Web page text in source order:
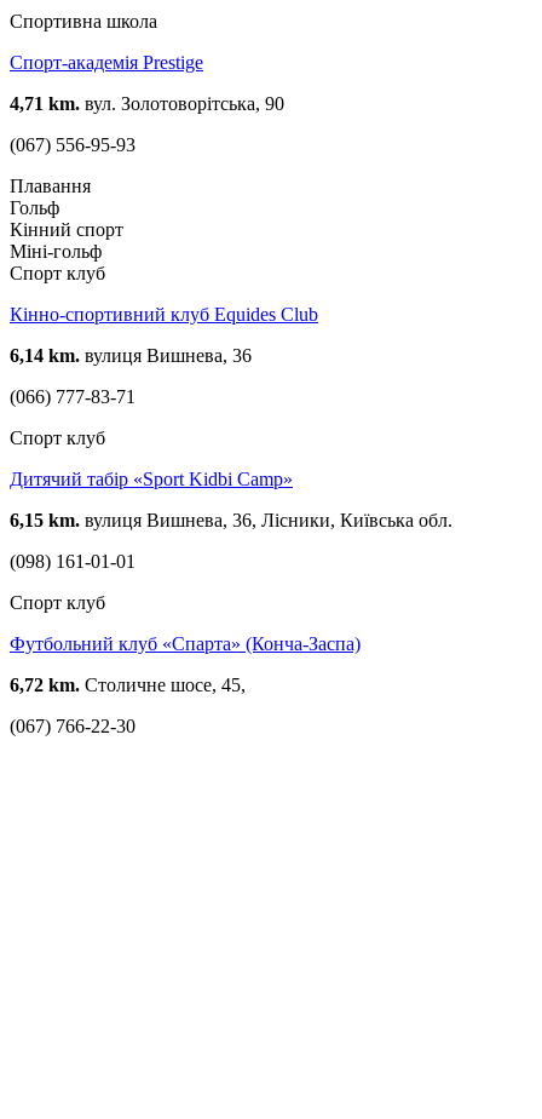
Спортивна школа
Спорт-академія Prestige
4,71 km. вул. Золотоворітська, 90
(067) 556-95-93
Плавання
Гольф
Кінний спорт
Міні-гольф
Спорт клуб
Кінно-спортивний клуб Equides Club
6,14 km. вулиця Вишнева, 36
(066) 777-83-71
Спорт клуб
Дитячий табір «Sport Kidbi Camp»
6,15 km. вулиця Вишнева, 36, Лісники, Київська обл.
(098) 161-01-01
Спорт клуб
Футбольний клуб «Спарта» (Конча-Заспа)
6,72 km. Столичне шосе, 45,
(067) 766-22-30